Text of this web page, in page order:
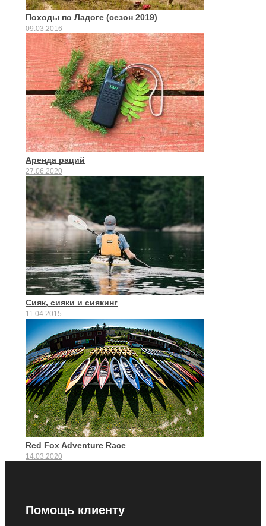
Походы по Ладоге (сезон 2019)
09.03.2016
Аренда раций
27.06.2020
Сияк, сияки и сиякинг
11.04.2015
Red Fox Adventure Race
14.03.2020
Помощь клиенту